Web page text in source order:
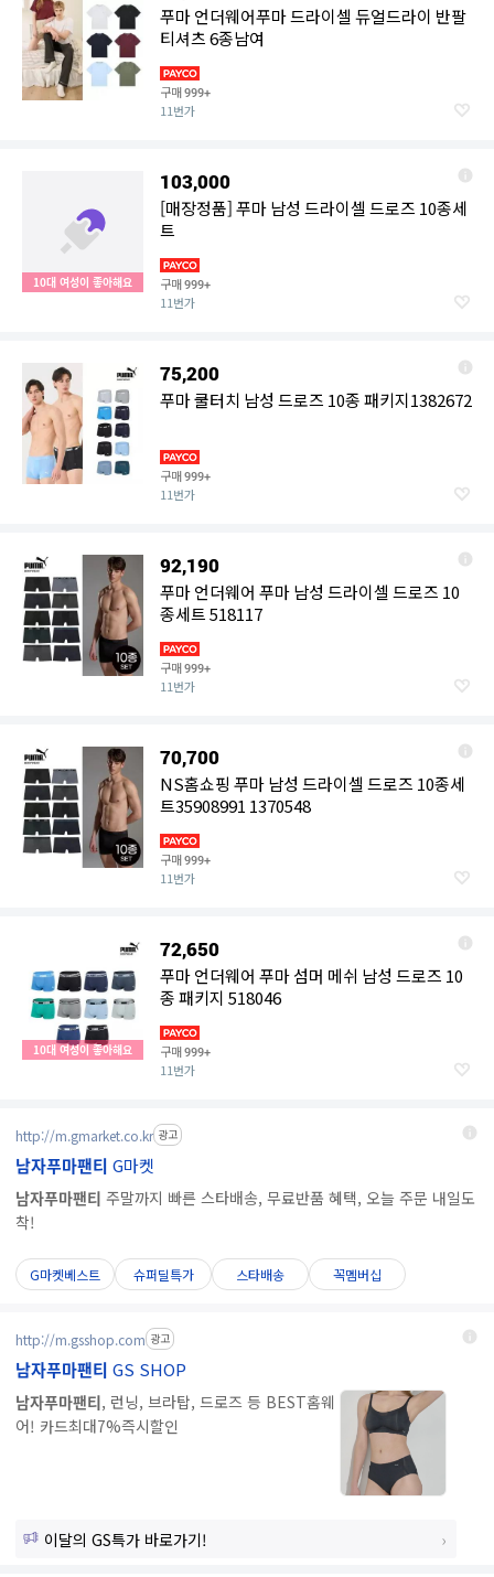
푸마 언더웨어푸마 드라이셀 듀얼드라이 반팔
티셔츠 6종남여
구매999+
11번가
10대 여성이 좋아해요
103,000
[매장정품] 푸마 남성 드라이셀 드로즈 10종세
트
구매999+
11번가
75,200
푸마 쿨터치 남성 드로즈 10종 패키지1382672
구매999+
11번가
92,190
푸마 언더웨어 푸마 남성 드라이셀 드로즈 10
종세트 518117
구매999+
11번가
70,700
NS홈쇼핑 푸마 남성 드라이셀 드로즈 10종세
트35908991 1370548
구매999+
11번가
10대 여성이 좋아해요
72,650
푸마 언더웨어 푸마 섬머 메쉬 남성 드로즈 10
종 패키지 518046
구매999+
11번가
http://m.gmarket.co.kr 광고
남자푸마팬티 G마켓
남자푸마팬티 주말까지 빠른 스타배송, 무료반품 혜택, 오늘 주문 내일도
착!
G마켓베스트 슈퍼딜특가 스타배송 꼭멤버십
http://m.gsshop.com 광고
남자푸마팬티 GS SHOP
남자푸마팬티, 런닝, 브라탑, 드로즈 등 BEST홈웨
어! 카드최대7%즉시할인
이달의 GS특가 바로가기!